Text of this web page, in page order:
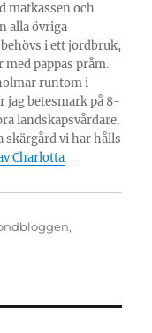
matkassen och
alla övriga
i ett jordbruk,
pappas pråm.
runtom i
jag betesmark på 8-
landskapsvårdare.
skärgård vi har hålls
Charlotta
,